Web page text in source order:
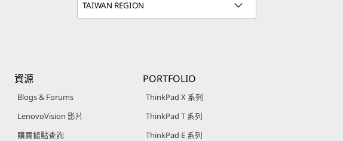
資源
Blogs & Forums
LenovoVision 影片
購買據點查詢
PORTFOLIO
ThinkPad X 系列
ThinkPad T 系列
ThinkPad E 系列